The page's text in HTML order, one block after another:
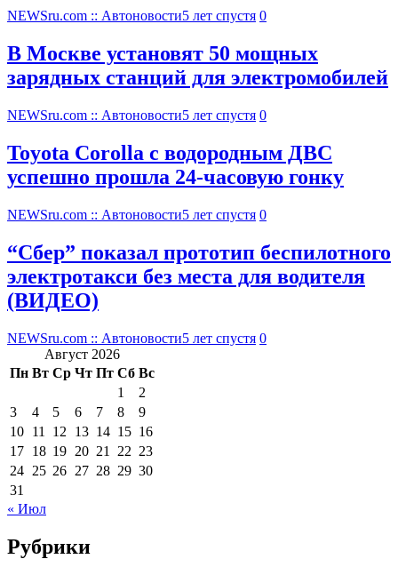
NEWSru.com :: Автоновости5 лет спустя 0
В Москве установят 50 мощных
зарядных станций для электромобилей
NEWSru.com :: Автоновости5 лет спустя 0
Toyota Corolla с водородным ДВС
успешно прошла 24-часовую гонку
NEWSru.com :: Автоновости5 лет спустя 0
“Сбер” показал прототип беспилотного
электротакси без места для водителя
(ВИДЕО)
NEWSru.com :: Автоновости5 лет спустя 0
Август 2026
Пн Вт Ср Чт Пт Сб Вс
1
2
3
4 5 6 7 8
9
10 11 12 13 14 15 16
17 18 19 20 21 22 23
24 25 26 27 28 29 30
31
« Июл
Рубрики